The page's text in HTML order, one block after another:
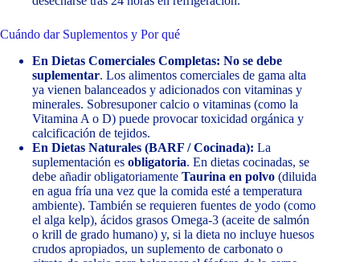
Cuándo dar Suplementos y Por qué
En Dietas Comerciales Completas: No se debe
suplementar. Los alimentos comerciales de gama alta
ya vienen balanceados y adicionados con vitaminas y
minerales. Sobresuponer calcio o vitaminas (como la
Vitamina A o D) puede provocar toxicidad orgánica y
calcificación de tejidos.
En Dietas Naturales (BARF / Cocinada): La
suplementación es obligatoria. En dietas cocinadas, se
debe añadir obligatoriamente Taurina en polvo (diluida
en agua fría una vez que la comida esté a temperatura
ambiente). También se requieren fuentes de yodo (como
el alga kelp), ácidos grasos Omega-3 (aceite de salmón
o krill de grado humano) y, si la dieta no incluye huesos
crudos apropiados, un suplemento de carbonato o